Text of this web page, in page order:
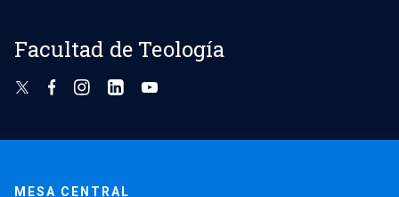
Facultad de Teología
MESA CENTRAL